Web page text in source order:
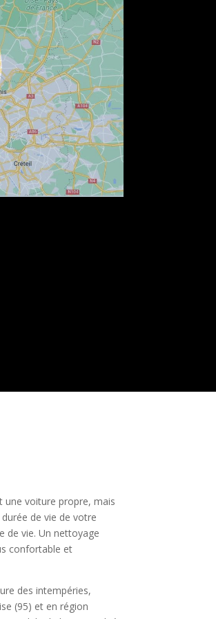
une voiture propre, mais
de vie de votre
de vie. Un nettoyage
confortable et
des intempéries,
(95) et en région